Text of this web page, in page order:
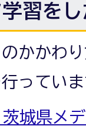
習を
かかわ
っていま
城県メ